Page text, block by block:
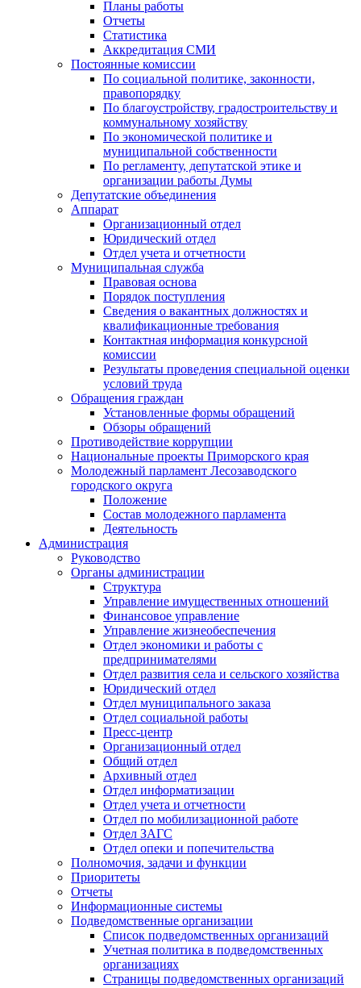
Планы работы
Отчеты
Статистика
Аккредитация СМИ
Постоянные комиссии
По социальной политике, законности,
правопорядку
По благоустройству, градостроительству и
коммунальному хозяйству
По экономической политике и
муниципальной собственности
По регламенту, депутатской этике и
организации работы Думы
Депутатские объединения
Аппарат
Организационный отдел
Юридический отдел
Отдел учета и отчетности
Муниципальная служба
Правовая основа
Порядок поступления
Сведения о вакантных должностях и
квалификационные требования
Контактная информация конкурсной
комиссии
Результаты проведения специальной оценки
условий труда
Обращения граждан
Установленные формы обращений
Обзоры обращений
Противодействие коррупции
Национальные проекты Приморского края
Молодежный парламент Лесозаводского
городского округа
Положение
Состав молодежного парламента
Деятельность
Администрация
Руководство
Органы администрации
Структура
Управление имущественных отношений
Финансовое управление
Управление жизнеобеспечения
Отдел экономики и работы с
предпринимателями
Отдел развития села и сельского хозяйства
Юридический отдел
Отдел муниципального заказа
Отдел социальной работы
Пресс-центр
Организационный отдел
Общий отдел
Архивный отдел
Отдел информатизации
Отдел учета и отчетности
Отдел по мобилизационной работе
Отдел ЗАГС
Отдел опеки и попечительства
Полномочия, задачи и функции
Приоритеты
Отчеты
Информационные системы
Подведомственные организации
Список подведомственных организаций
Учетная политика в подведомственных
организациях
Страницы подведомственных организаций